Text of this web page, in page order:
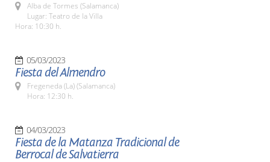
Alba de Tormes (Salamanca)
Lugar: Teatro de la Villa
Hora: 10:30 h.
05/03/2023
Fiesta del Almendro
Fregeneda (La) (Salamanca)
Hora: 12:30 h.
04/03/2023
Fiesta de la Matanza Tradicional de
Berrocal de Salvatierra